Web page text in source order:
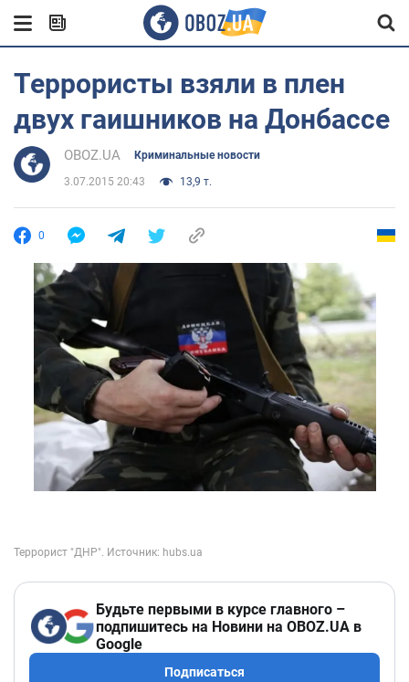
Террористы взяли в плен
двух гаишников на Донбассе
OBOZ.UA Криминальные новости
3.07.2015 20:43 13,9 т.
0
Будьте первыми в курсе главного –
подпишитесь на Новини на OBOZ.UA в
Google
Подписаться